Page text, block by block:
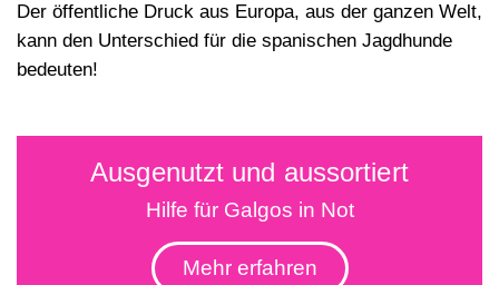
Der öffentliche Druck aus Europa, aus der ganzen Welt,
kann den Unterschied für die spanischen Jagdhunde
bedeuten!
Ausgenutzt und aussortiert
Hilfe für Galgos in Not
Mehr erfahren